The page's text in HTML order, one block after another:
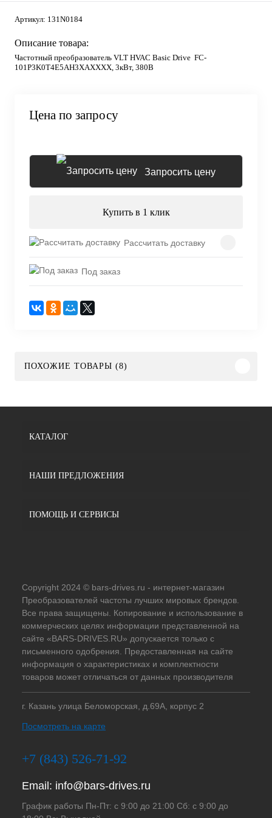
Артикул: 131N0184
Описание товара:
Частотный преобразователь VLT HVAC Basic Drive FC-
101P3K0T4E5AH3XAXXXX, 3кВт, 380В
Цена по запросу
Запросить цену
Купить в 1 клик
Рассчитать доставку
Под заказ
ПОХОЖИЕ ТОВАРЫ (8)
КАТАЛОГ
НАШИ ПРЕДЛОЖЕНИЯ
ПОМОЩЬ И СЕРВИСЫ
Copyright 2024 © bars-drives.ru - интернет-магазин
Преобразователей частоты лучших мировых брендов.
Все права защищены. Копирование и использование в
коммерческих целях информации представленной на
сайте «BARS-DRIVES.RU» допускается только с
письменного одобрения. Предоставленная на сайте
информация о характеристиках и комплектности
товаров может отличаться от данных производителя
г. Казань улица Беломорская, д.69А, корпус 2
Посмотреть на карте
+7 (843) 526-71-92
Email: info@bars-drives.ru
График работы Пн-Пт: с 9:00 до 21:00 Сб: с 9:00 до